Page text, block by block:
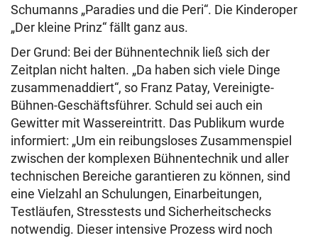
Schumanns „Paradies und die Peri“. Die Kinderoper
„Der kleine Prinz“ fällt ganz aus.
Der Grund: Bei der Bühnentechnik ließ sich der
Zeitplan nicht halten. „Da haben sich viele Dinge
zusammenaddiert“, so Franz Patay, Vereinigte-
Bühnen-Geschäftsführer. Schuld sei auch ein
Gewitter mit Wassereintritt. Das Publikum wurde
informiert: „Um ein reibungsloses Zusammenspiel
zwischen der komplexen Bühnentechnik und aller
technischen Bereiche garantieren zu können, sind
eine Vielzahl an Schulungen, Einarbeitungen,
Testläufen, Stresstests und Sicherheitschecks
notwendig. Dieser intensive Prozess wird noch